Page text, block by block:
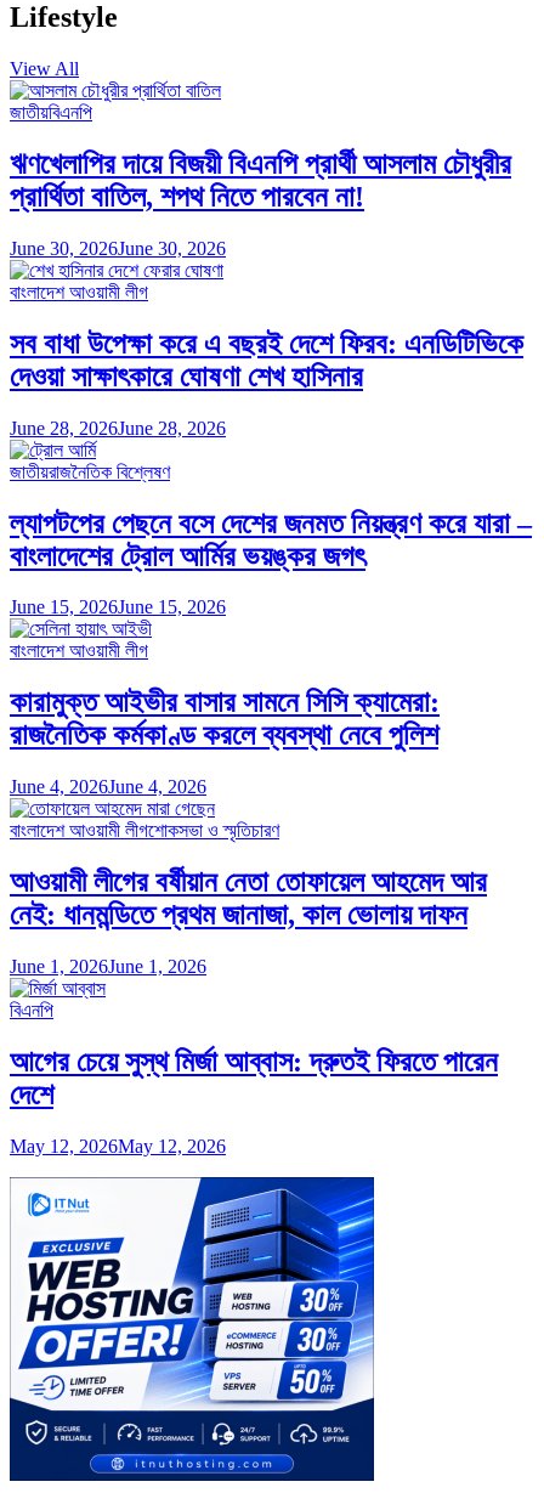
Lifestyle
View All
জাতীয়বিএনপি
ঋণখেলাপির দায়ে বিজয়ী বিএনপি প্রার্থী আসলাম চৌধুরীর
প্রার্থিতা বাতিল, শপথ নিতে পারবেন না!
June 30, 2026June 30, 2026
বাংলাদেশ আওয়ামী লীগ
সব বাধা উপেক্ষা করে এ বছরই দেশে ফিরব: এনডিটিভিকে
দেওয়া সাক্ষাৎকারে ঘোষণা শেখ হাসিনার
June 28, 2026June 28, 2026
জাতীয়রাজনৈতিক বিশ্লেষণ
ল্যাপটপের পেছনে বসে দেশের জনমত নিয়ন্ত্রণ করে যারা –
বাংলাদেশের ট্রোল আর্মির ভয়ঙ্কর জগৎ
June 15, 2026June 15, 2026
বাংলাদেশ আওয়ামী লীগ
কারামুক্ত আইভীর বাসার সামনে সিসি ক্যামেরা:
রাজনৈতিক কর্মকাণ্ড করলে ব্যবস্থা নেবে পুলিশ
June 4, 2026June 4, 2026
বাংলাদেশ আওয়ামী লীগশোকসভা ও স্মৃতিচারণ
আওয়ামী লীগের বর্ষীয়ান নেতা তোফায়েল আহমেদ আর
নেই: ধানমন্ডিতে প্রথম জানাজা, কাল ভোলায় দাফন
June 1, 2026June 1, 2026
বিএনপি
আগের চেয়ে সুস্থ মির্জা আব্বাস: দ্রুতই ফিরতে পারেন
দেশে
May 12, 2026May 12, 2026